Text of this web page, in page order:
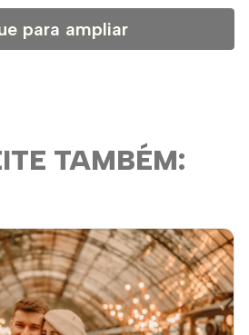
para ampliar
TAMBÉM: